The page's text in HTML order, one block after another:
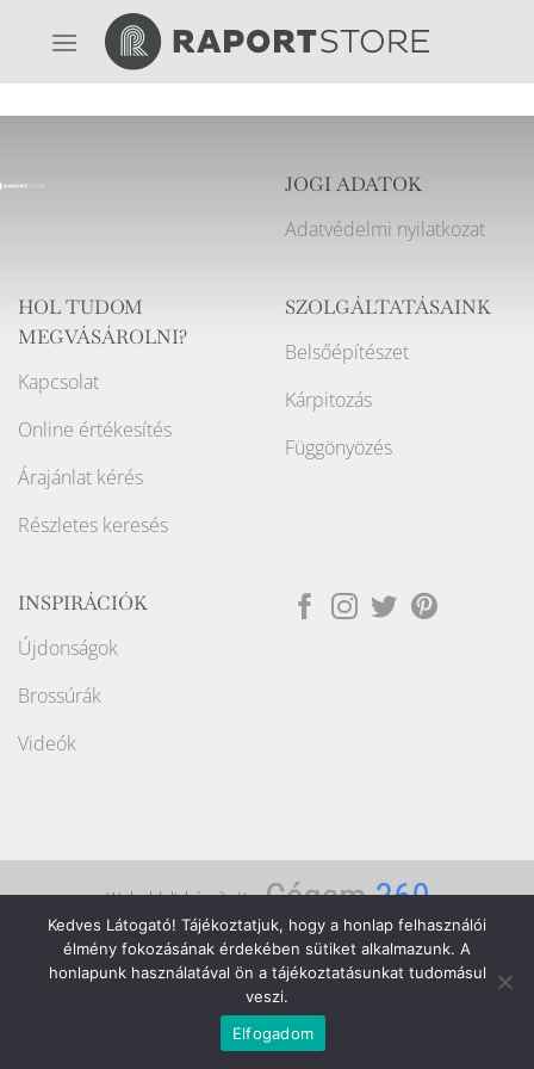
JOGI ADATOK
Adatvédelmi nyilatkozat
HOL TUDOM
MEGVÁSÁROLNI?
Kapcsolat
Online értékesítés
Árajánlat kérés
Részletes keresés
SZOLGÁLTATÁSAINK
Belsőépítészet
Kárpitozás
Függönyözés
INSPIRÁCIÓK
Újdonságok
Brossúrák
Videók
Weboldalt készítette:
Copyright ©2026Raport Store
Kedves Látogató! Tájékoztatjuk, hogy a honlap felhasználói
élmény fokozásának érdekében sütiket alkalmazunk. A
honlapunk használatával ön a tájékoztatásunkat tudomásul
veszi.
Elfogadom